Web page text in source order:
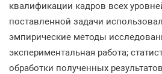
квалификации кадров всех
поставленной задачи
эмпирические методы
экспериментальная работа;
обработки полученных